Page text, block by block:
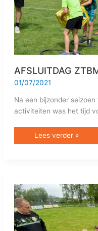
AFSLUITDAG
01/07/2021
Na een bijzonder
activiteiten was het tijd
Lees verder »
TBM
SPEELDE
EERSTE
WEDSTRIJDEN
VAN
HET
SEIZOEN